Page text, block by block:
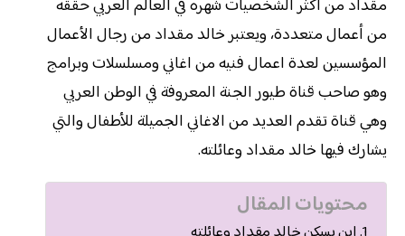
مقداد من أكثر الشخصيات شهره في العالم العربي حققه
من أعمال متعددة، ويعتبر خالد مقداد من رجال الأعمال
المؤسسين لعدة اعمال فنيه من اغاني ومسلسلات وبرامج
وهو صاحب قناة طيور الجنة المعروفة في الوطن العربي
وهي قناة تقدم العديد من الاغاني الجميلة للأطفال والتي
يشارك فيها خالد مقداد وعائلته.
محتويات المقال